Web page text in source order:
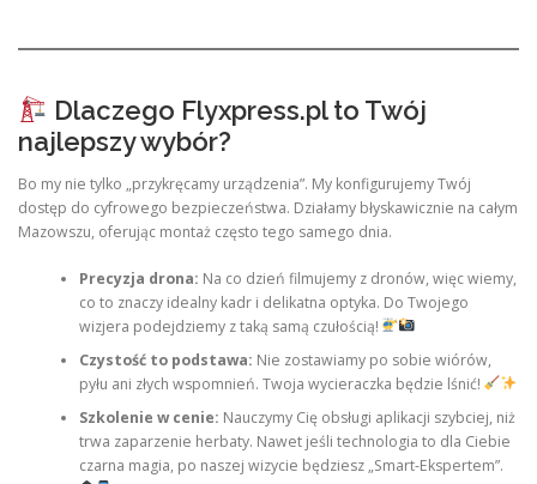
Dlaczego Flyxpress.pl to Twój
najlepszy wybór?
Bo my nie tylko „przykręcamy urządzenia”. My konfigurujemy Twój
dostęp do cyfrowego bezpieczeństwa. Działamy błyskawicznie na całym
Mazowszu, oferując montaż często tego samego dnia.
Precyzja drona: Na co dzień filmujemy z dronów, więc wiemy,
co to znaczy idealny kadr i delikatna optyka. Do Twojego
wizjera podejdziemy z taką samą czułością!
Czystość to podstawa: Nie zostawiamy po sobie wiórów,
pyłu ani złych wspomnień. Twoja wycieraczka będzie lśnić!
Szkolenie w cenie: Nauczymy Cię obsługi aplikacji szybciej, niż
trwa zaparzenie herbaty. Nawet jeśli technologia to dla Ciebie
czarna magia, po naszej wizycie będziesz „Smart-Ekspertem”.